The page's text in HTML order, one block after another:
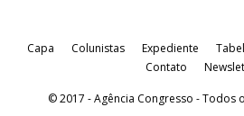
Capa Colunistas Expediente
Contato
© 2017 - Agência Congresso - Todos